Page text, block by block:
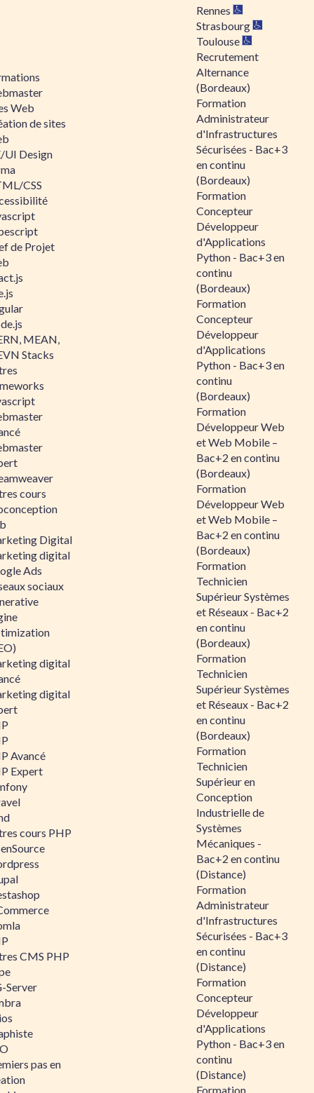
Web
de sites
UI Design
CSS
de Projet
MEAN,
Stacks
cours
Digital
digital
Ads
sociaux
digital
digital
Avancé
Expert
cours PHP
CMS PHP
Server
pas en
Rennes
Strasbourg
Toulouse
Recrutement
Alternance
(Bordeaux)
Formation
Administrateur
d'Infrastructures
Sécurisées - Bac+3
en continu
(Bordeaux)
Formation
Concepteur
Développeur
d'Applications
Python - Bac+3 en
continu
(Bordeaux)
Formation
Concepteur
Développeur
d'Applications
Python - Bac+3 en
continu
(Bordeaux)
Formation
Développeur Web
et Web Mobile –
Bac+2 en continu
(Bordeaux)
Formation
Développeur Web
et Web Mobile –
Bac+2 en continu
(Bordeaux)
Formation
Technicien
Supérieur Systèmes
et Réseaux - Bac+2
en continu
(Bordeaux)
Formation
Technicien
Supérieur Systèmes
et Réseaux - Bac+2
en continu
(Bordeaux)
Formation
Technicien
Supérieur en
Conception
Industrielle de
Systèmes
Mécaniques -
Bac+2 en continu
(Distance)
Formation
Administrateur
d'Infrastructures
Sécurisées - Bac+3
en continu
(Distance)
Formation
Concepteur
Développeur
d'Applications
Python - Bac+3 en
continu
(Distance)
Formation